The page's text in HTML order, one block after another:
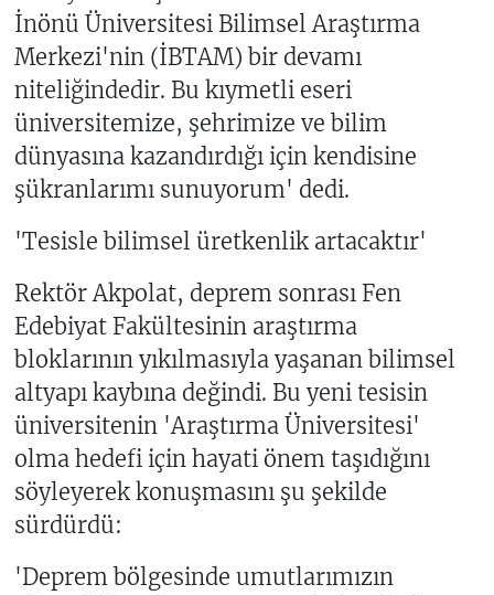
İnönü Üniversitesi Bilimsel Araştırma
Merkezi'nin (İBTAM) bir devamı
niteliğindedir. Bu kıymetli eseri
üniversitemize, şehrimize ve bilim
dünyasına kazandırdığı için kendisine
şükranlarımı sunuyorum' dedi.
'Tesisle bilimsel üretkenlik artacaktır'
Rektör Akpolat, deprem sonrası Fen
Edebiyat Fakültesinin araştırma
bloklarının yıkılmasıyla yaşanan bilimsel
altyapı kaybına değindi. Bu yeni tesisin
üniversitenin 'Araştırma Üniversitesi'
olma hedefi için hayati önem taşıdığını
söyleyerek konuşmasını şu şekilde
sürdürdü:
'Deprem bölgesinde umutlarımızın